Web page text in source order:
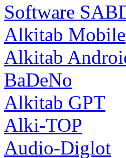
Software
Alkitab Mobile
Alkitab
BaDeNo
Alkitab GPT
Alki-TOP
Audio-Diglot